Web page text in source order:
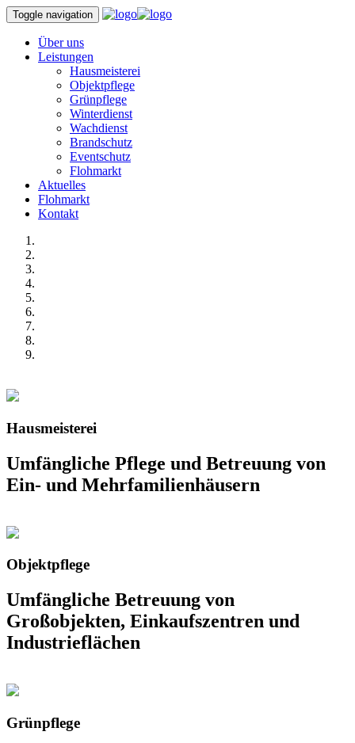
Toggle navigation
Über uns
Leistungen
Hausmeisterei
Objektpflege
Grünpflege
Winterdienst
Wachdienst
Brandschutz
Eventschutz
Flohmarkt
Aktuelles
Flohmarkt
Kontakt
Hausmeisterei
Umfängliche Pflege und Betreuung von
Ein- und Mehrfamilienhäusern
Objektpflege
Umfängliche Betreuung von
Großobjekten, Einkaufszentren und
Industrieflächen
Grünpflege